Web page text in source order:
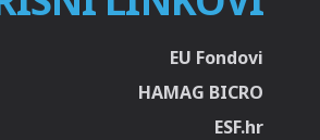
EU Fondovi
HAMAG BICRO
ESF.hr